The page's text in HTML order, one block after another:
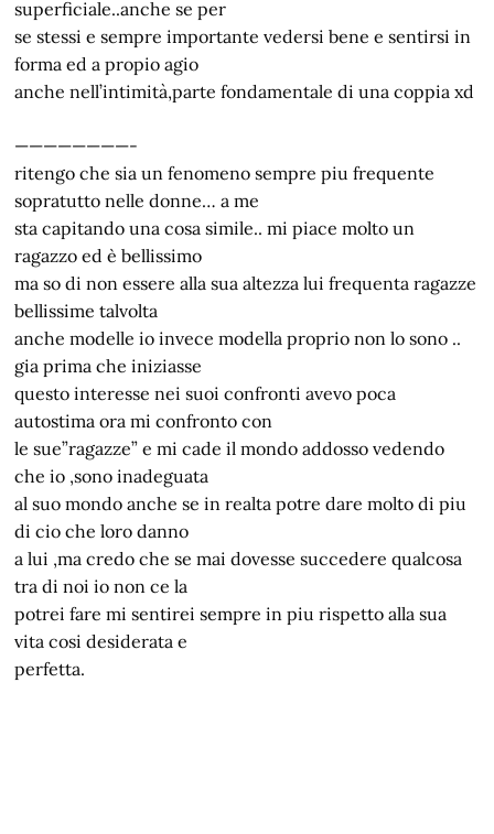
superficiale..anche se per
se stessi e sempre importante vedersi bene e sentirsi in
forma ed a propio agio
anche nell’intimità,parte fondamentale di una coppia xd
————————-
ritengo che sia un fenomeno sempre piu frequente
sopratutto nelle donne… a me
sta capitando una cosa simile.. mi piace molto un
ragazzo ed è bellissimo
ma so di non essere alla sua altezza lui frequenta ragazze
bellissime talvolta
anche modelle io invece modella proprio non lo sono ..
gia prima che iniziasse
questo interesse nei suoi confronti avevo poca
autostima ora mi confronto con
le sue”ragazze” e mi cade il mondo addosso vedendo
che io ,sono inadeguata
al suo mondo anche se in realta potre dare molto di piu
di cio che loro danno
a lui ,ma credo che se mai dovesse succedere qualcosa
tra di noi io non ce la
potrei fare mi sentirei sempre in piu rispetto alla sua
vita cosi desiderata e
perfetta.